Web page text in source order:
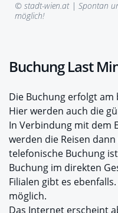
© stadt-wien.at | Spontan
möglich!
Buchung Last
Die Buchung erfolgt
Hier werden auch die
In Verbindung mit dem
werden die Reisen
telefonische Buchung
Buchung im direkten
Filialen gibt es
möglich.
Das Internet erscheint